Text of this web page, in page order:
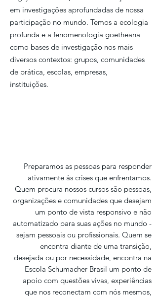
em investigações aprofundadas de nossa
participação no mundo. Temos a ecologia
profunda e a fenomenologia goetheana
como bases de investigação nos mais
diversos contextos: grupos, comunidades
de prática, escolas, empresas,
instituições.
Preparamos as pessoas para responder
ativamente às crises que enfrentamos.
Quem procura nossos cursos são pessoas,
organizações e comunidades que desejam
um ponto de vista responsivo e não
automatizado para suas ações no mundo -
sejam pessoais ou profissionais. Quem se
encontra diante de uma transição,
desejada ou por necessidade, encontra na
Escola Schumacher Brasil um ponto de
apoio com questões vivas, experiências
que nos reconectam com nós mesmos,